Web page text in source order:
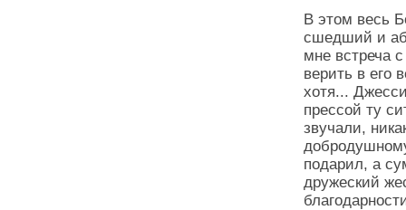
В этом весь
сшедший и
мне встреча
верить в его
хотя...
прессой ту
звучали,
подарил, а
дружеский